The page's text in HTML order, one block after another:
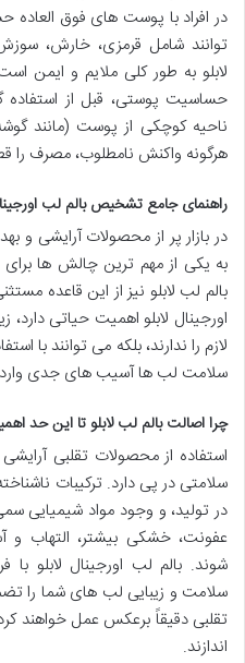
در افراد با پوست های فوق
توانند شامل قرمزی، خارش،
لابلو به طور کلی ملایم و ایمن
حساسیت پوستی، قبل از استفاده
ناحیه کوچکی از پوست (مانند
هرگونه واکنش نامطلوب، مصرف را
راهنمای جامع تشخیص بالم لب
در بازار پر از محصولات آرایشی و
به یکی از مهم ترین چالش ها
بالم لب لابلو نیز از این قاعده
اورجینال لابلو اهمیت حیاتی دارد،
لازم را ندارند، بلکه می توانند با
سلامت لب ها آسیب های جدی وارد
چرا اصالت بالم لب لابلو تا این حد
استفاده از محصولات تقلبی
سلامتی در پی دارد. ترکیبات
در تولید، و وجود مواد شیمیایی
عفونت، خشکی بیشتر، التهاب
شوند. بالم لب اورجینال لابلو
سلامت و زیبایی لب های شما را
تقلبی دقیقاً برعکس عمل خواهند
اندازند.